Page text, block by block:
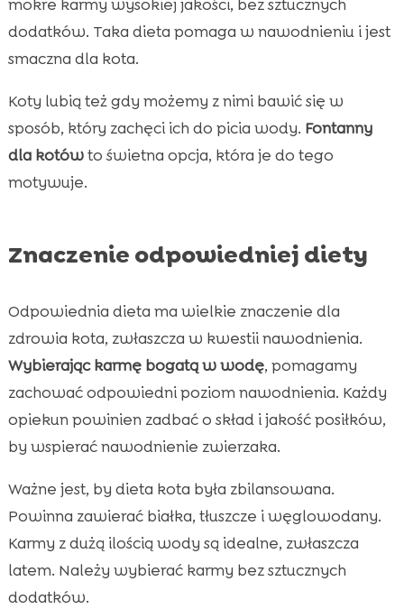
mokre karmy wysokiej jakości, bez sztucznych
dodatków. Taka dieta pomaga w nawodnieniu i jest
smaczna dla kota.
Koty lubią też gdy możemy z nimi bawić się w
sposób, który zachęci ich do picia wody. Fontanny
dla kotówto świetna opcja, która je do tego
motywuje.
Znaczenie odpowiedniej diety
Odpowiednia dieta ma wielkie znaczenie dla
zdrowia kota, zwłaszcza w kwestii nawodnienia.
Wybierając karmę bogatą w wodę, pomagamy
zachować odpowiedni poziom nawodnienia. Każdy
opiekun powinien zadbać o skład i jakość posiłków,
by wspierać nawodnienie zwierzaka.
Ważne jest, by dieta kota była zbilansowana.
Powinna zawierać białka, tłuszcze i węglowodany.
Karmy z dużą ilością wody są idealne, zwłaszcza
latem. Należy wybierać karmy bez sztucznych
dodatków.